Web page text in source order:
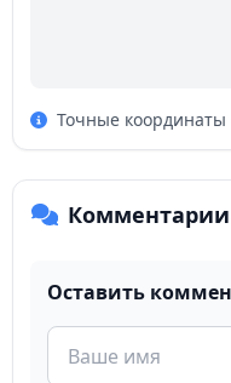
Точные координаты
Комментарии
Оставить